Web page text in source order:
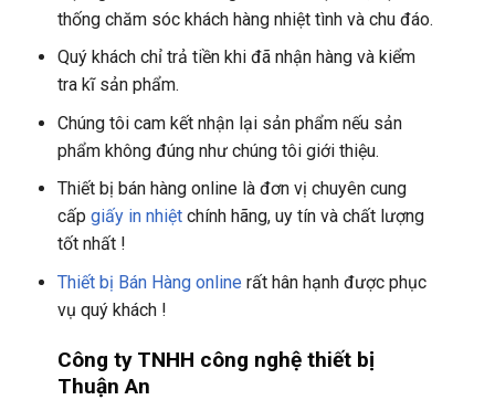
thống chăm sóc khách hàng nhiệt tình và chu đáo.
Quý khách chỉ trả tiền khi đã nhận hàng và kiểm
tra kĩ sản phẩm.
Chúng tôi cam kết nhận lại sản phẩm nếu sản
phẩm không đúng như chúng tôi giới thiệu.
Thiết bị bán hàng online là đơn vị chuyên cung
cấp giấy in nhiệtchính hãng, uy tín và chất lượng
tốt nhất !
Thiết bị Bán Hàng online rất hân hạnh được phục
vụ quý khách !
Công ty TNHH công nghệ thiết bị
Thuận An